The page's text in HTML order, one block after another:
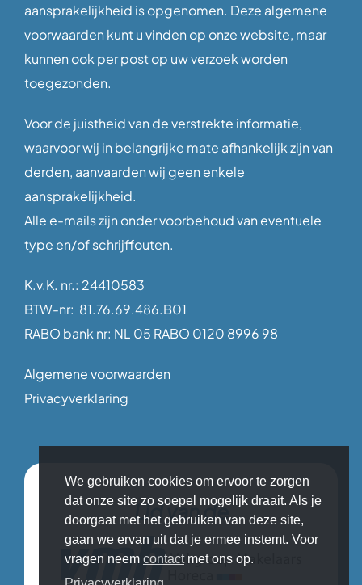
aansprakelijkheid is opgenomen. Deze algemene
voorwaarden kunt u vinden op onze website, maar
kunnen ook per post op uw verzoek worden
toegezonden.
Voor de juistheid van de verstrekte informatie,
waarvoor wij in belangrijke mate afhankelijk zijn van
derden, aanvaarden wij geen enkele
aansprakelijkheid.
Alle e-mails zijn onder voorbehoud van eventuele
type en/of schrijffouten.
K.v.K. nr.: 24410583
BTW-nr: 81.76.69.486.B01
RABO bank nr: NL 05 RABO 0120 8996 98
Algemene voorwaarden
Privacyverklaring
Lid van de
We gebruiken cookies om ervoor te zorgen
dat onze site zo soepel mogelijk draait. Als je
doorgaat met het gebruiken van deze site,
gaan we ervan uit dat je ermee instemt. Voor
vragen neem contactmet ons op.